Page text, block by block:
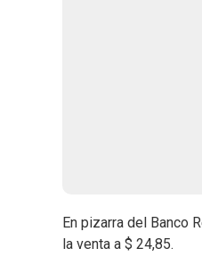
En pizarra del Banco
la venta a $ 24,85.